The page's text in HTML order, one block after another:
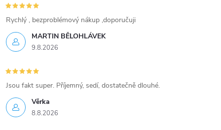
MARTIN BĚLOHLÁVEK
9.8.2026
Rychlý , bezproblémový nákup ,doporučuji
Věrka
8.8.2026
Jsou fakt super. Příjemný, sedí, dostatečně dlouhé.